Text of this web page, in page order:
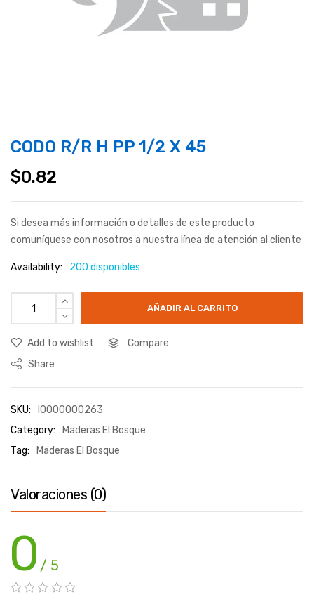
CODO R/R H PP 1/2 X 45
$0.82
Si desea más información o detalles de este producto
comuníquese con nosotros a nuestra línea de atención al cliente
Availability: 200 disponibles
AÑADIR AL CARRITO
Add to wishlist
Compare
Share
SKU:
I0000000263
Category:
Maderas El Bosque
Tag:
Maderas El Bosque
Valoraciones (0)
0 / 5